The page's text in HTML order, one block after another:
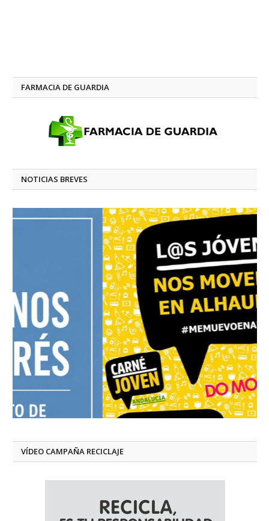
FARMACIA DE GUARDIA
NOTICIAS BREVES
VÍDEO CAMPAÑA RECICLAJE